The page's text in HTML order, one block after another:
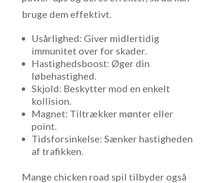
bruge dem effektivt.
Usårlighed: Giver midlertidig
immunitet over for skader.
Hastighedsboost: Øger din
løbehastighed.
Skjold: Beskytter mod en enkelt
kollision.
Magnet: Tiltrækker mønter eller
point.
Tidsforsinkelse: Sænker hastigheden
af trafikken.
Mange chicken road spil tilbyder også